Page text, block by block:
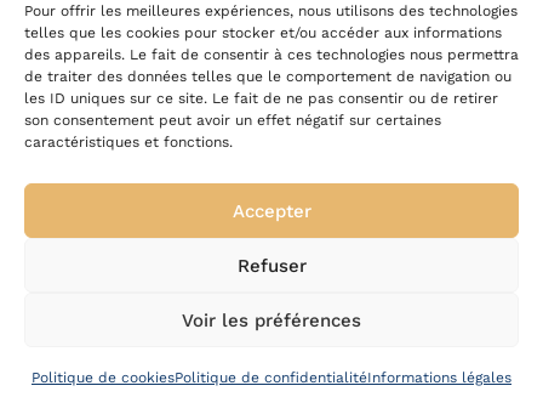
Pour offrir les meilleures expériences, nous utilisons des technologies
telles que les cookies pour stocker et/ou accéder aux informations
des appareils. Le fait de consentir à ces technologies nous permettra
de traiter des données telles que le comportement de navigation ou
les ID uniques sur ce site. Le fait de ne pas consentir ou de retirer
son consentement peut avoir un effet négatif sur certaines
caractéristiques et fonctions.
Accepter
Refuser
Voir les préférences
Politique de cookiesPolitique de confidentialitéInformations légales
Tous droits réservés © solaris-bi.com